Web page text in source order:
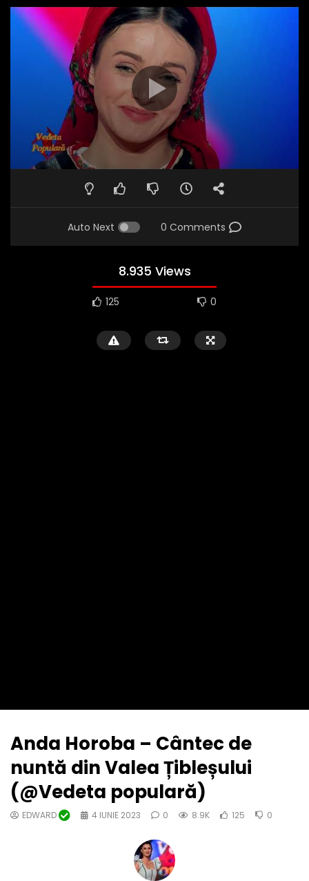
Auto Next 0 Comments
8.935 Views
125 0
Anda Horoba – Cântec de
nuntă din Valea Țibleșului
(@Vedeta populară)
EDWARD 4 IUNIE 2023 0 8.9K 125 0